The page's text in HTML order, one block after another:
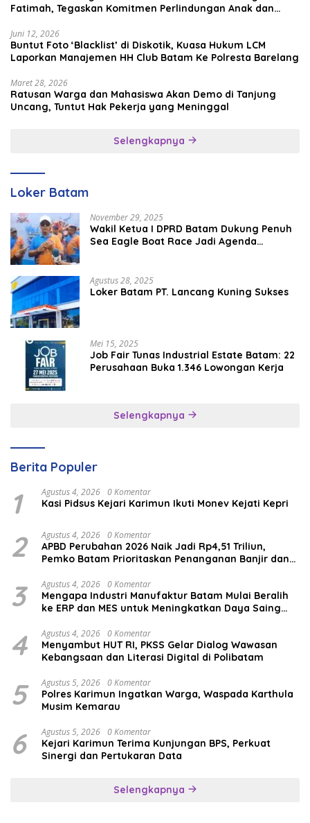
Fatimah, Tegaskan Komitmen Perlindungan Anak dan
Juni 12, 2026
Buntut Foto ‘Blacklist’ di Diskotik, Kuasa Hukum LCM
Laporkan Manajemen HH Club Batam Ke Polresta Barelang
Maret 28, 2026
Ratusan Warga dan Mahasiswa Akan Demo di Tanjung
Uncang, Tuntut Hak Pekerja yang Meninggal
Selengkapnya
Loker Batam
November 29, 2025
Wakil Ketua I DPRD Batam Dukung Penuh
Sea Eagle Boat Race Jadi Agenda
Agustus 28, 2025
Loker Batam PT. Lancang Kuning Sukses
Mei 15, 2025
Job Fair Tunas Industrial Estate Batam: 22
Perusahaan Buka 1.346 Lowongan Kerja
Selengkapnya
Berita Populer
1 Agustus 4, 2026 0 Komentar
Kasi Pidsus Kejari Karimun Ikuti Monev Kejati Kepri
2 Agustus 4, 2026 0 Komentar
APBD Perubahan 2026 Naik Jadi Rp4,51 Triliun,
Pemko Batam Prioritaskan Penanganan Banjir dan
3 Agustus 4, 2026 0 Komentar
Mengapa Industri Manufaktur Batam Mulai Beralih
ke ERP dan MES untuk Meningkatkan Daya Saing
4 Agustus 4, 2026 0 Komentar
Menyambut HUT RI, PKSS Gelar Dialog Wawasan
Kebangsaan dan Literasi Digital di Polibatam
5 Agustus 5, 2026 0 Komentar
Polres Karimun Ingatkan Warga, Waspada Karthula
Musim Kemarau
6 Agustus 5, 2026 0 Komentar
Kejari Karimun Terima Kunjungan BPS, Perkuat
Sinergi dan Pertukaran Data
Selengkapnya